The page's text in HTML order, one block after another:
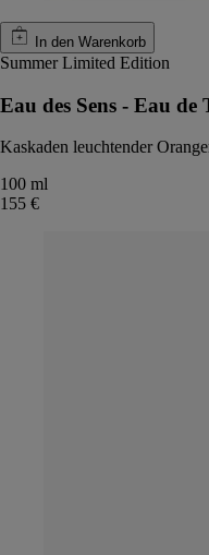
In den Warenkorb
Summer Limited Edition
Eau des Sens - Eau de
Kaskaden leuchtender
100 ml
155 €